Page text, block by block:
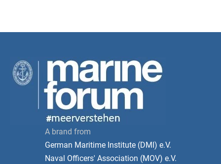
A brand from
German Maritime Institute (DMI) e.V.
Naval Officers' Association (MOV) e.V.